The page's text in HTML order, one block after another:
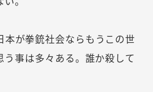
本が拳銃社会ならもうこの世
う事は多々ある。誰か殺して